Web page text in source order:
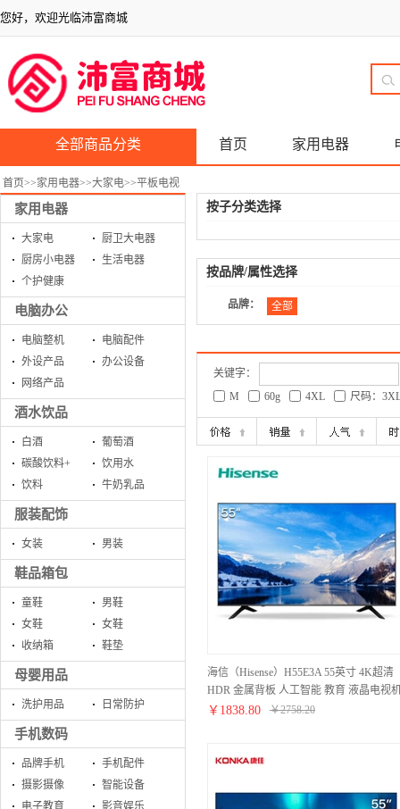
您好，欢迎光临沛富商城
全部商品分类 首页 家用电器
首页>>家用电器>>大家电>>平板电视
家用电器
大家电
厨卫大电器
厨房小电器
生活电器
个护健康
电脑办公
电脑整机
电脑配件
外设产品
办公设备
网络产品
酒水饮品
白酒
葡萄酒
碳酸饮料+
饮用水
饮料
牛奶乳品
服装配饰
女装 男装
鞋品箱包
童鞋
男鞋
女鞋
女鞋
收纳箱
鞋垫
母婴用品
洗护用品 日常防护
手机数码
品牌手机
手机配件
摄影摄像
智能设备
电子教育
影音娱乐
按子分类选择
按品牌/属性选择
品牌： 全部
关键字：
M
60g 4XL 尺码：
海信（Hisense）H55E3A 55英寸 4K超清
HDR 金属背板 人工智能 教育 液晶电视
丰富影视资源
￥ 1838.80 ￥2758.20